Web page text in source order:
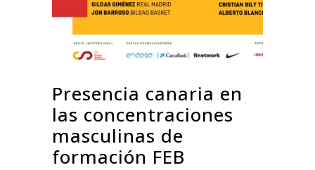
Presencia canaria en
las concentraciones
masculinas de
formación FEB